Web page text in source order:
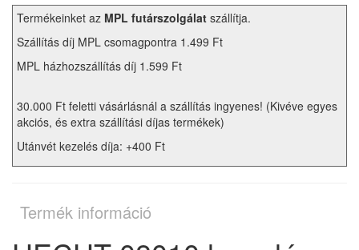
Termékeinket az MPL futárszolgálat szállítja.
Szállítás díj MPL csomagpontra 1.499 Ft
MPL házhozszállítás díj 1.599 Ft
30.000 Ft feletti vásárlásnál a szállítás ingyenes! (Kivéve egyes
akciós, és extra szállítási díjas termékek)
Utánvét kezelés díja: +400 Ft
Termék információ